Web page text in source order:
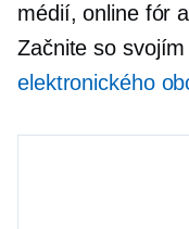
médií, online fór
Začnite so
elektronického